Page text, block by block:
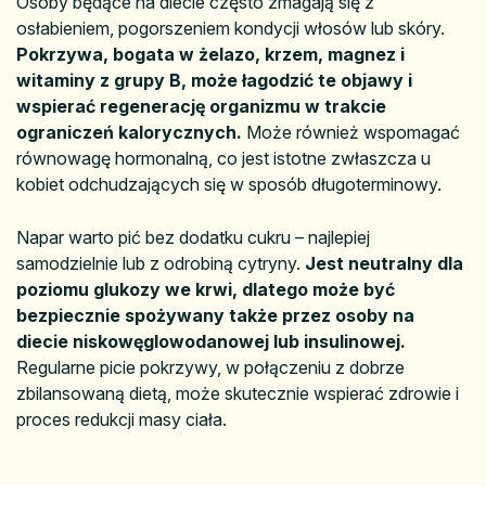
osłabieniem, pogorszeniem kondycji włosów lub skóry.
Pokrzywa, bogata w żelazo, krzem, magnez i
witaminy z grupy B, może łagodzić te objawy i
wspierać regenerację organizmu w trakcie
ograniczeń kalorycznych. Może również wspomagać
równowagę hormonalną, co jest istotne zwłaszcza u
kobiet odchudzających się w sposób długoterminowy.
Napar warto pić bez dodatku cukru – najlepiej
samodzielnie lub z odrobiną cytryny. Jest neutralny dla
poziomu glukozy we krwi, dlatego może być
bezpiecznie spożywany także przez osoby na
diecie niskowęglowodanowej lub insulinowej.
Regularne picie pokrzywy, w połączeniu z dobrze
zbilansowaną dietą, może skutecznie wspierać zdrowie i
proces redukcji masy ciała.